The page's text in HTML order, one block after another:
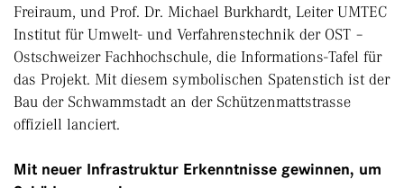
Freiraum, und Prof. Dr. Michael Burkhardt, Leiter UMTEC
Institut für Umwelt- und Verfahrenstechnik der OST –
Ostschweizer Fachhochschule, die Informations-Tafel für
das Projekt. Mit diesem symbolischen Spatenstich ist der
Bau der Schwammstadt an der Schützenmattstrasse
offiziell lanciert.
Mit neuer Infrastruktur Erkenntnisse gewinnen, um